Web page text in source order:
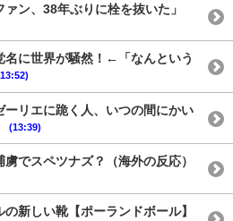
ァン、38年ぶりに栓を抜いた」
名に世界が騒然！←「なんという
ーリエに跪く人、いつの間にかい
(13:39)
でスペツナズ？（海外の反応）
の新しい靴【ポーランドボール】